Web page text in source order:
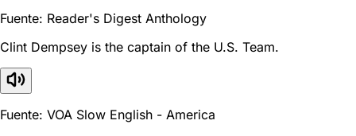
Fuente: Reader's Digest Anthology
Clint Dempsey is the captain of the U.S. Team.
Fuente: VOA Slow English - America